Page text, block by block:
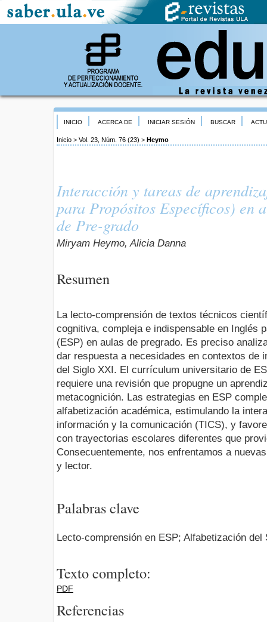
INICIO ACERCA DE INICIAR SESIÓN BUSCAR
Inicio > Vol. 23, Núm. 76 (23) > Heymo
Interacción y tareas de
para Propósitos Específicos) en
de Pre-grado
Miryam Heymo, Alicia Danna
Resumen
La lecto-comprensión de textos técnicos
cognitiva, compleja e indispensable en Inglés
(ESP) en aulas de pregrado. Es preciso
dar respuesta a necesidades en contextos de
del Siglo XXI. El currículum universitario de
requiere una revisión que propugne un
metacognición. Las estrategias en ESP
alfabetización académica, estimulando la
información y la comunicación (TICS), y
con trayectorias escolares diferentes que
Consecuentemente, nos enfrentamos a
y lector.
Palabras clave
Lecto-comprensión en ESP; Alfabetización
Texto completo:
PDF
Referencias